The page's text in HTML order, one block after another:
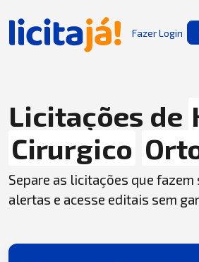
Fazer Login
Licitações de
Cirurgico
Separe as licitações que fazem
alertas e acesse editais sem